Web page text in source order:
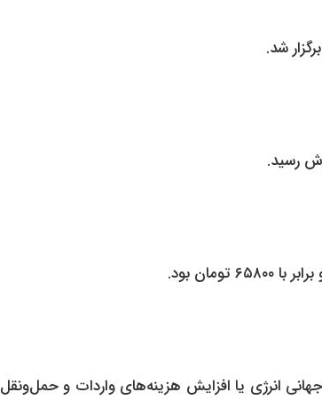
نرخ ارز، تورم جهانی انرژی یا افزایش هزینه‌های واردات و حمل‌ونقل